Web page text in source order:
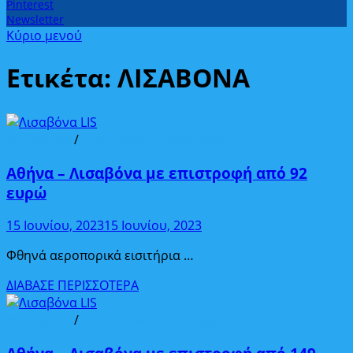
Pinterest
Newsletter
Κύριο μενού
Ετικέτα: ΛΙΣΑΒΟΝΑ
/
Αθήνα – Λισαβόνα με επιστροφή από 92
ευρώ
15 Ιουνίου, 202315 Ιουνίου, 2023
Φθηνά αεροπορικά εισιτήρια …
Αθήνα
–
ΔΙΑΒΑΣΕ ΠΕΡΙΣΣΟΤΕΡΑ
/